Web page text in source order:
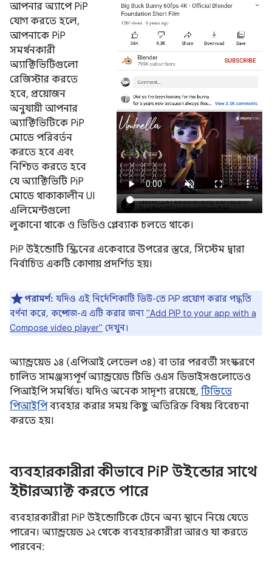
আপনার অ্যাপে PiP
যোগ করতে হলে,
আপনাকে PiP
সমর্থনকারী
অ্যাক্টিভিটিগুলো
রেজিস্টার করতে
হবে, প্রয়োজন
অনুযায়ী আপনার
অ্যাক্টিভিটিকে PiP
মোডে পরিবর্তন
করতে হবে এবং
নিশ্চিত করতে হবে
যে অ্যাক্টিভিটি PiP
মোডে থাকাকালীন UI
এলিমেন্টগুলো
লুকানো থাকে ও ভিডিও প্লেব্যাক চলতে থাকে।
PiP উইন্ডোটি স্ক্রিনের একেবারে উপরের স্তরে, সিস্টেম দ্বারা
নির্বাচিত একটি কোণায় প্রদর্শিত হয়।
পরামর্শ: যদিও এই নির্দেশিকাটি ভিউ-তে PiP প্রয়োগ করার পদ্ধতি
বর্ণনা করে, কম্পোজ-এ এটি করার জন্য "Add PiP to your app with a
Compose video player" দেখুন।
অ্যান্ড্রয়েড ১৪ (এপিআই লেভেল ৩৪) বা তার পরবর্তী সংস্করণে
চালিত সামঞ্জস্যপূর্ণ অ্যান্ড্রয়েড টিভি ওএস ডিভাইসগুলোতেও
পিআইপি সমর্থিত। যদিও অনেক সাদৃশ্য রয়েছে, টিভিতে
পিআইপিব্যবহার করার সময় কিছু অতিরিক্ত বিষয় বিবেচনা
করতে হয়।
ব্যবহারকারীরা কীভাবে PiP উইন্ডোর সাথে
ইন্টারঅ্যাক্ট করতে পারে
ব্যবহারকারীরা PiP উইন্ডোটিকে টেনে অন্য স্থানে নিয়ে যেতে
পারেন। অ্যান্ড্রয়েড ১২ থেকে ব্যবহারকারীরা আরও যা করতে
পারবেন: